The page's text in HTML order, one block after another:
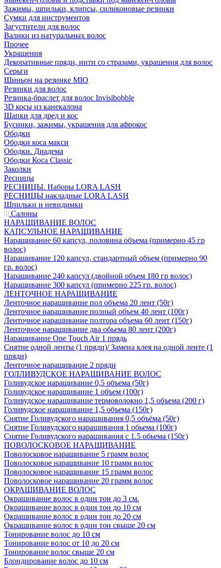
Зажимы, шпильки, клипсы, силиконовые резинки
Сумки для инструментов
Загустители для волос
Валики из натуральных волос
Прочее
Украшения
Декоративные пряди, нити со стразами, украшения для волос
Серьги
Шиньон на резинке MIO
Резинки для волос
Резинка-браслет для волос Invisibobble
3D косы из канекалона
Шапки для дред и кос
Бусинки, зажимы, украшения для афрокос
Ободки
Ободки коса макси
Ободки. Диадема
Ободки Коса Classic
Заколки
Ресницы
РЕСНИЦЫ. Наборы LORA LASH
РЕСНИЦЫ накладные LORA LASH
Шпильки и невидимки
Салоны
НАРАЩИВАНИЕ ВОЛОС
КАПСУЛЬНОЕ НАРАЩИВАНИЕ
Наращивание 60 капсул, половина объема (примерно 45 гр
волос)
Наращивание 120 капсул, стандартный объем (примерно 90
гр. волос)
Наращивание 240 капсул (двойной объем 180 гр волос)
Наращивание 300 капсул (примерно 225 гр. волос)
ЛЕНТОЧНОЕ НАРАЩИВАНИЕ
Ленточное наращивание пол объема 20 лент (50г)
Ленточное наращивание полный объем 40 лент (100г)
Ленточное наращивание полтора объема 60 лент (150г)
Ленточное наращивание два обьема 80 лент (200г)
Наращивание One Touch Air 1 прядь
Снятие одной ленты (1 пряди)/ Замена клея на одной ленте (1
пряди)
Ленточное наращивание 2 пряди
ГОЛЛИВУДСКОЕ НАРАЩИВАНИЕ ВОЛОС
Голивудское наращивание 0,5 объема (50г)
Голивудское наращивание 1 объем (100г)
Голивудское наращивание термоволокно 1,5 объема (200 г)
Голивудское наращивание 1,5 объема (150г)
Снятие Голивудского наращивания 0,5 объёма (50г)
Снятие Голивудского наращивания 1 обьема (100г)
Снятие Голивудского наращивания с 1.5 обьема (150г)
ПОВОЛОСКОВОЕ НАРАЩИВАНИЕ
Поволосковое наращивание 5 грамм волос
Поволосковое наращивание 10 грамм волос
Поволосковое наращивание 15 грамм волос
Поволосковое наращивание 20 грамм волос
ОКРАШИВАНИЕ ВОЛОС
Окрашивание волос в один тон до 3 см.
Окрашивание волос в один тон до 10 см
Окрашивание волос в один тон до 20 см
Окрашивание волос в один тон свыше 20 см
Тонирование волос до 10 см
Тонирование волос от 10 до 20 см
Тонирование волос свыше 20 см
Блондирование волос до 10 см